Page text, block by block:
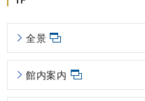
全景
館内案内